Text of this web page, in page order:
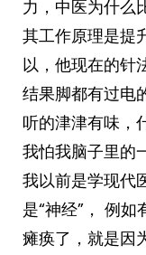
力，中医为什么
其工作原理是提
以，他现在的针
结果脚都有过电
听的津津有味，
我怕我脑子里的
我以前是学现代
是“神经”， 例
瘫痪了，就是因